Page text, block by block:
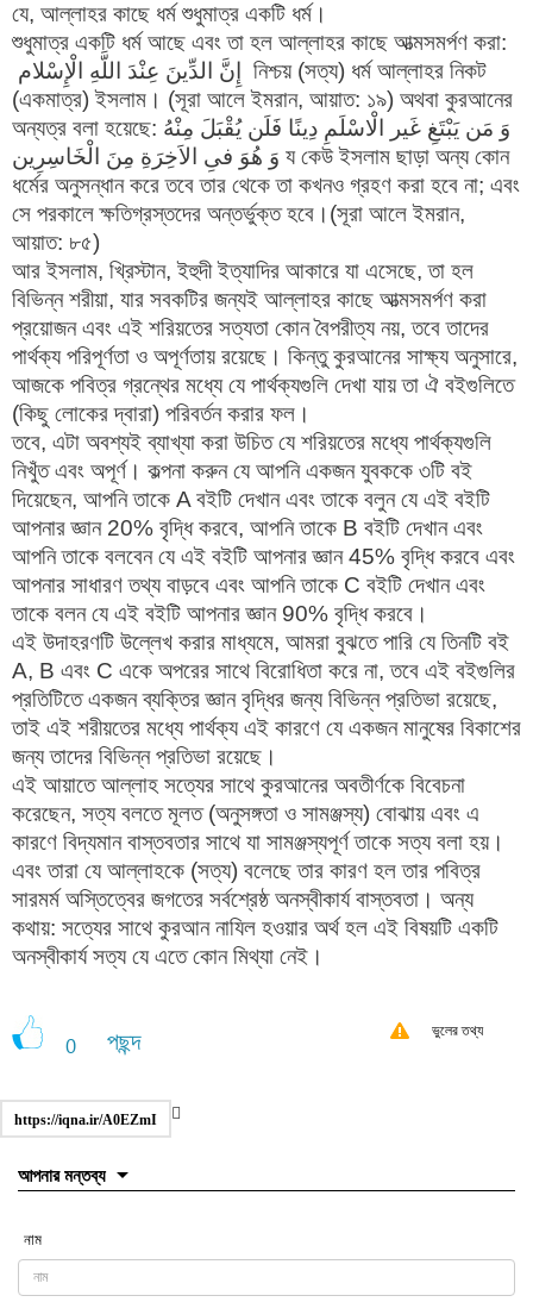
যে, আল্লাহর কাছে ধর্ম শুধুমাত্র একটি ধর্ম।
শুধুমাত্র একটি ধর্ম আছে এবং তা হল আল্লাহর কাছে আত্মসমর্পণ করা:
(একমাত্র) ইসলাম। (সূরা আলে ইমরান, আয়াত: ১৯) অথবা কুরআনের
অন্যত্র বলা হয়েছে: وَ مَن يَبْتَغِ غَير الْاسْلَمِ دِينًا فَلَن يُقْبَلَ مِنْهُ
وَ هُوَ فىِ الاَخِرَةِ مِنَ الْخَاسِرِين য কেউ ইসলাম ছাড়া অন্য কোন
ধর্মের অনুসন্ধান করে তবে তার থেকে তা কখনও গ্রহণ করা হবে না; এবং
সে পরকালে ক্ষতিগ্রস্তদের অন্তর্ভুক্ত হবে।(সূরা আলে ইমরান,
আয়াত: ৮৫)
আর ইসলাম, খ্রিস্টান, ইহুদী ইত্যাদির আকারে যা এসেছে, তা হল
বিভিন্ন শরীয়া, যার সবকটির জন্যই আল্লাহর কাছে আত্মসমর্পণ করা
প্রয়োজন এবং এই শরিয়তের সত্যতা কোন বৈপরীত্য নয়, তবে তাদের
পার্থক্য পরিপূর্ণতা ও অপূর্ণতায় রয়েছে। কিন্তু কুরআনের সাক্ষ্য অনুসারে,
আজকে পবিত্র গ্রন্থের মধ্যে যে পার্থক্যগুলি দেখা যায় তা ঐ বইগুলিতে
(কিছু লোকের দ্বারা) পরিবর্তন করার ফল।
তবে, এটা অবশ্যই ব্যাখ্যা করা উচিত যে শরিয়তের মধ্যে পার্থক্যগুলি
নিখুঁত এবং অপূর্ণ। কল্পনা করুন যে আপনি একজন যুবককে ৩টি বই
দিয়েছেন, আপনি তাকে A বইটি দেখান এবং তাকে বলুন যে এই বইটি
আপনার জ্ঞান 20% বৃদ্ধি করবে, আপনি তাকে B বইটি দেখান এবং
আপনি তাকে বলবেন যে এই বইটি আপনার জ্ঞান 45% বৃদ্ধি করবে এবং
আপনার সাধারণ তথ্য বাড়বে এবং আপনি তাকে C বইটি দেখান এবং
তাকে বলন যে এই বইটি আপনার জ্ঞান 90% বৃদ্ধি করবে।
এই উদাহরণটি উল্লেখ করার মাধ্যমে, আমরা বুঝতে পারি যে তিনটি বই
A, B এবং C একে অপরের সাথে বিরোধিতা করে না, তবে এই বইগুলির
প্রতিটিতে একজন ব্যক্তির জ্ঞান বৃদ্ধির জন্য বিভিন্ন প্রতিভা রয়েছে,
তাই এই শরীয়তের মধ্যে পার্থক্য এই কারণে যে একজন মানুষের বিকাশের
জন্য তাদের বিভিন্ন প্রতিভা রয়েছে।
এই আয়াতে আল্লাহ সত্যের সাথে কুরআনের অবতীর্ণকে বিবেচনা
করেছেন, সত্য বলতে মূলত (অনুসঙ্গতা ও সামঞ্জস্য) বোঝায় এবং এ
কারণে বিদ্যমান বাস্তবতার সাথে যা সামঞ্জস্যপূর্ণ তাকে সত্য বলা হয়।
এবং তারা যে আল্লাহকে (সত্য) বলেছে তার কারণ হল তার পবিত্র
সারমর্ম অস্তিত্বের জগতের সর্বশ্রেষ্ঠ অনস্বীকার্য বাস্তবতা। অন্য
কথায়: সত্যের সাথে কুরআন নাযিল হওয়ার অর্থ হল এই বিষয়টি একটি
অনস্বীকার্য সত্য যে এতে কোন মিথ্যা নেই।
0 পছন্দ ভুলের তথ্য
https://iqna.ir/A0EZmI
আপনার মন্তব্য
নাম